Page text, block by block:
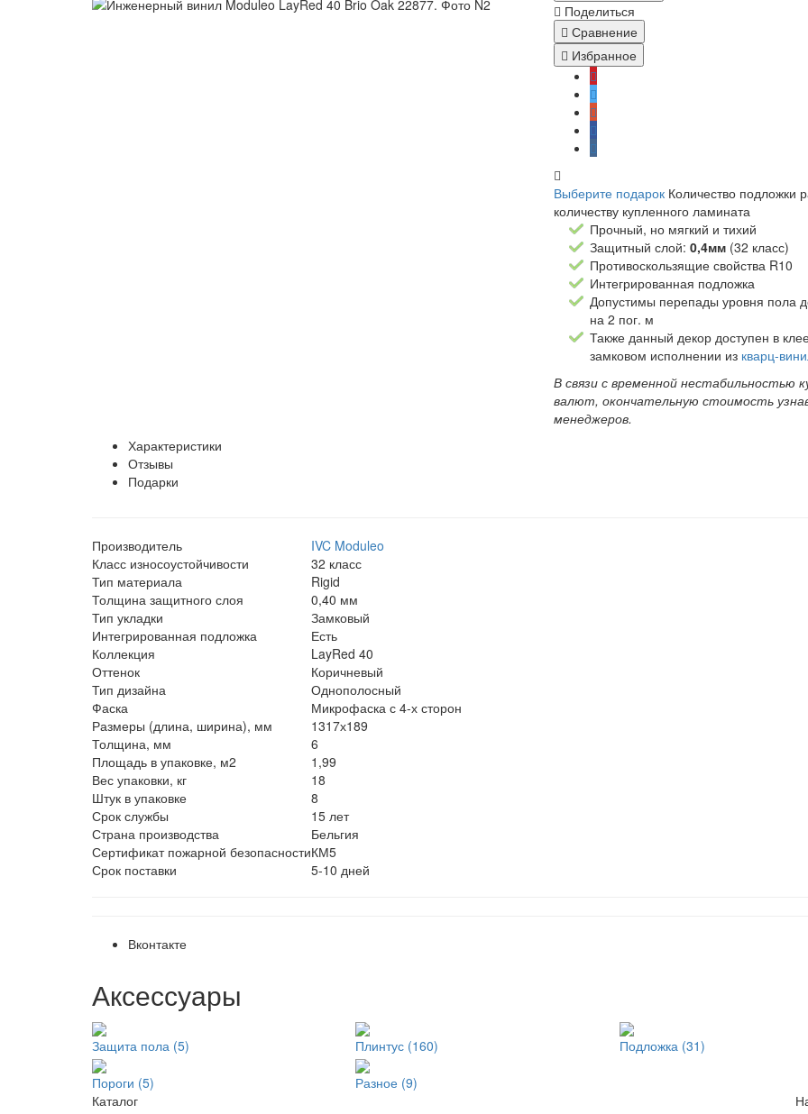
Поделиться
Сравнение
Избранное
Выберите подарок Количество подложки
количеству купленного ламината
Прочный, но мягкий и тихий
Защитный слой: 0,4мм(32 класс)
Противоскользящие свойства R10
Интегрированная подложка
Допустимы перепады уровня пола
на 2 пог. м
Также данный декор доступен в
замковом исполнении из кварц-
В связи с временной нестабильностью
валют, окончательную стоимость
менеджеров.
Характеристики
Отзывы
Подарки
Производитель
IVC Moduleo
Класс износоустойчивости
32 класс
Тип материала
Rigid
Толщина защитного слоя
0,40 мм
Тип укладки
Замковый
Интегрированная подложка
Есть
Коллекция
LayRed 40
Оттенок
Коричневый
Тип дизайна
Однополосный
Фаска
Микрофаска с 4-х сторон
Размеры (длина, ширина), мм
1317х189
Толщина, мм
6
Площадь в упаковке, м2
1,99
Вес упаковки, кг
18
Штук в упаковке
8
Срок службы
15 лет
Страна производства
Бельгия
Сертификат пожарной безопасностиКМ5
Срок поставки
5-10 дней
Вконтакте
Аксессуары
Защита пола (5) Плинтус (160) Подложка (31)
Пороги (5)
Разное (9)
Каталог